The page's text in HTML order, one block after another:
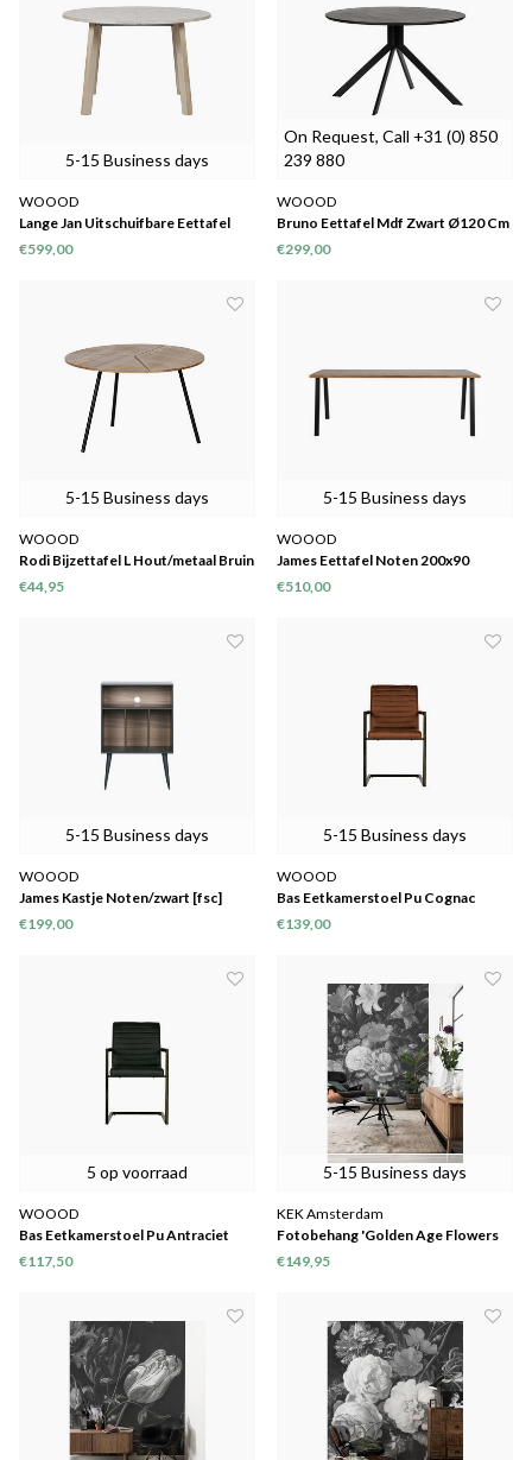
5-15 Business days
WOOOD
Lange Jan Uitschuifbare Eettafel
Rond Eiken Sydney [fsc]
€599,00
On Request, Call +31 (0) 850
239 880
WOOOD
Bruno Eettafel Mdf Zwart Ø120 Cm
€299,00
5-15 Business days
WOOOD
Rodi Bijzettafel L Hout/metaal Bruin
38xØ60
€44,95
5-15 Business days
WOOOD
James Eettafel Noten 200x90
€510,00
5-15 Business days
WOOOD
James Kastje Noten/zwart [fsc]
€199,00
5-15 Business days
WOOOD
Bas Eetkamerstoel Pu Cognac
€139,00
5 op voorraad
WOOOD
Bas Eetkamerstoel Pu Antraciet
€117,50
5-15 Business days
KEK Amsterdam
Fotobehang 'Golden Age Flowers
III'
€149,95